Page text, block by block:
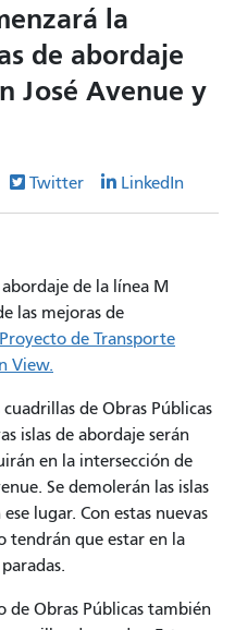
la
de abordaje
José Avenue y
Twitter LinkedIn
abordaje de la línea M
las mejoras de
Proyecto de Transporte
View.
de Obras Públicas
islas de abordaje serán
en la intersección de
Se demolerán las islas
lugar. Con estas nuevas
tendrán que estar en la
de Obras Públicas también